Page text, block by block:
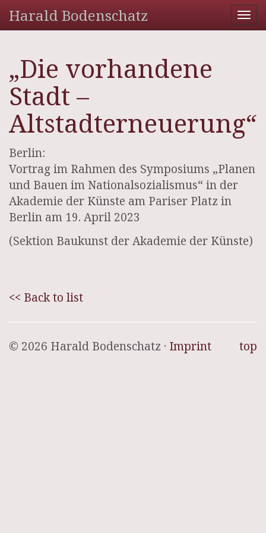
Harald Bodenschatz
„Die vorhandene
Stadt –
Altstadterneuerung“
Berlin:
Vortrag im Rahmen des Symposiums „Planen
und Bauen im Nationalsozialismus“ in der
Akademie der Künste am Pariser Platz in
Berlin am 19. April 2023
(Sektion Baukunst der Akademie der Künste)
<< Back to list
top
© 2026 Harald Bodenschatz · Imprint